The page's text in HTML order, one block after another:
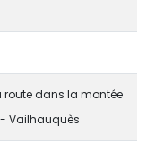
route dans la montée
Vailhauquès